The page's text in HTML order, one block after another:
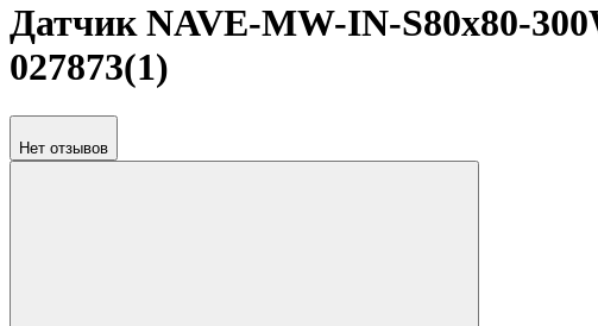
Датчик NAVE-MW-IN-S80x80-
027873(1)
Нет отзывов